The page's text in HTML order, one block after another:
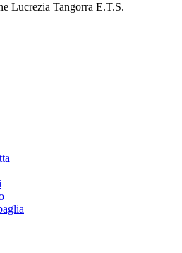
Lucrezia Tangorra E.T.S.